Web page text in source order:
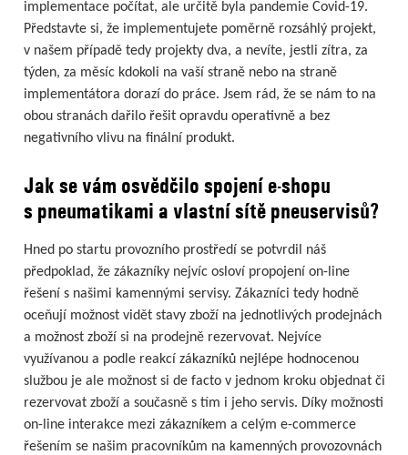
implementace počítat, ale určitě byla pandemie Covid-19.
Představte si, že implementujete poměrně rozsáhlý projekt,
v našem případě tedy projekty dva, a nevíte, jestli zítra, za
týden, za měsíc kdokoli na vaší straně nebo na straně
implementátora dorazí do práce. Jsem rád, že se nám to na
obou stranách dařilo řešit opravdu operativně a bez
negativního vlivu na finální produkt.
Jak se vám osvědčilo spojení e-shopu
s pneumatikami a vlastní sítě pneuservisů?
Hned po startu provozního prostředí se potvrdil náš
předpoklad, že zákazníky nejvíc osloví propojení on-line
řešení s našimi kamennými servisy. Zákazníci tedy hodně
oceňují možnost vidět stavy zboží na jednotlivých prodejnách
a možnost zboží si na prodejně rezervovat. Nejvíce
využívanou a podle reakcí zákazníků nejlépe hodnocenou
službou je ale možnost si de facto v jednom kroku objednat či
rezervovat zboží a současně s tím i jeho servis. Díky možnosti
on-line interakce mezi zákazníkem a celým e-commerce
řešením se našim pracovníkům na kamenných provozovnách